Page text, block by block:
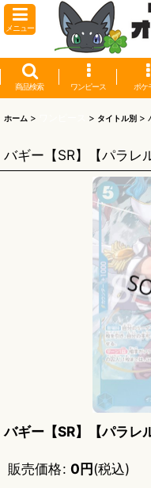
メニュー
商品検索 ワンピース ポケ
ホーム > > タイトル別 >
バギー【SR】【パラレ
バギー【SR】【パラレ
販売価格: 0円(税込)